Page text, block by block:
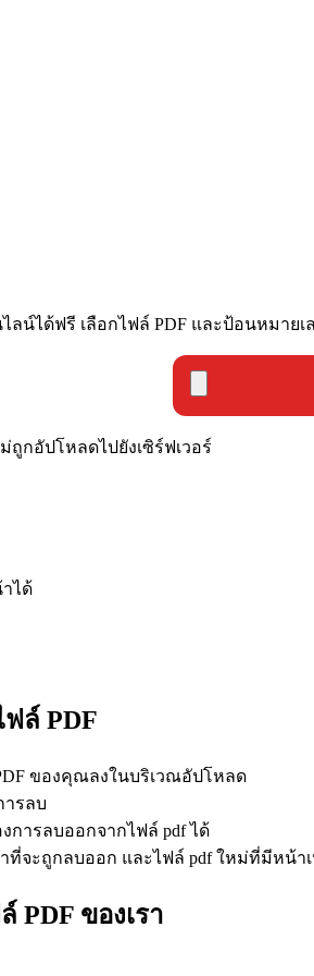
ลน์ได้ฟรี เลือกไฟล์ PDF และป้อนหมา
กอัปโหลดไปยังเซิร์ฟเวอร์
ได้
ล์ PDF
ของคุณลงในบริเวณอัปโหลด
ารลบ
ารลบออกจากไฟล์ pdf ได้
ที่จะถูกลบออก และไฟล์ pdf ใหม่ที่มีหน้
ของเรา